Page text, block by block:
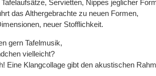
Servietten, Nippes jeglicher
das Althergebrachte zu neuen Formen,
neuer Stofflichkeit.
gern Tafelmusik,
vielleicht?
Eine Klangcollage gibt den akustischen